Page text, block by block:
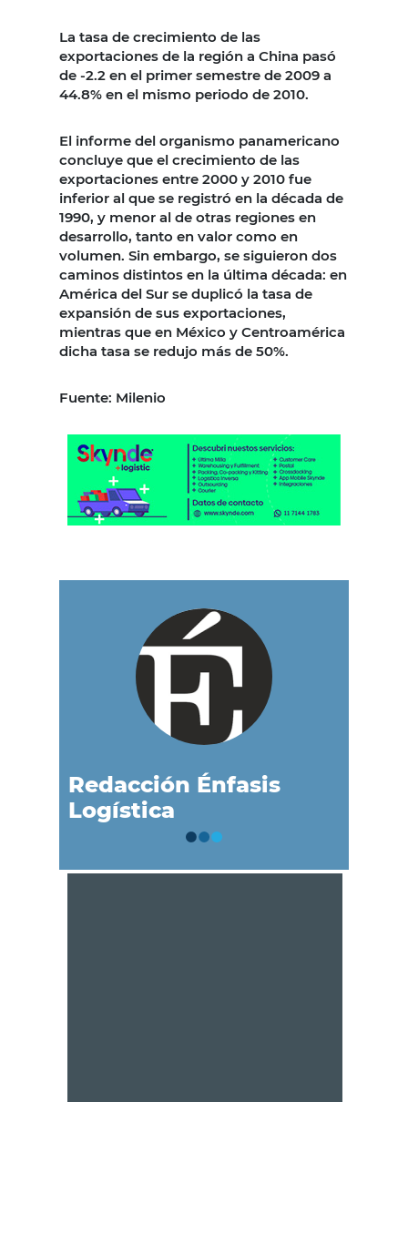
La tasa de crecimiento de las
exportaciones de la región a China pasó
de -2.2 en el primer semestre de 2009 a
44.8% en el mismo periodo de 2010.
El informe del organismo panamericano
concluye que el crecimiento de las
exportaciones entre 2000 y 2010 fue
inferior al que se registró en la década de
1990, y menor al de otras regiones en
desarrollo, tanto en valor como en
volumen. Sin embargo, se siguieron dos
caminos distintos en la última década: en
América del Sur se duplicó la tasa de
expansión de sus exportaciones,
mientras que en México y Centroamérica
dicha tasa se redujo más de 50%.
Fuente: Milenio
Redacción Énfasis
Logística